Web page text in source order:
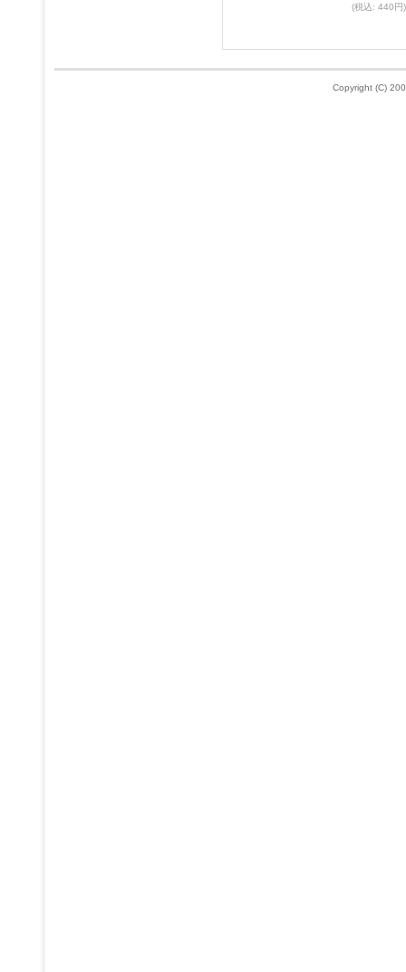
(税込: 440円)
Copyright (C)